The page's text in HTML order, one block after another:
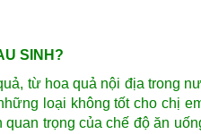
SINH?
từ hoa quả nội địa trong
loại không tốt cho chị
trọng của chế độ ăn